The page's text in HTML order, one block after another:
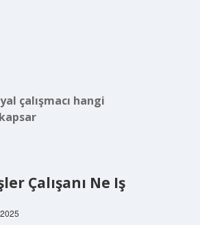
çalışmacı hangi
Çalışanı Ne Iş